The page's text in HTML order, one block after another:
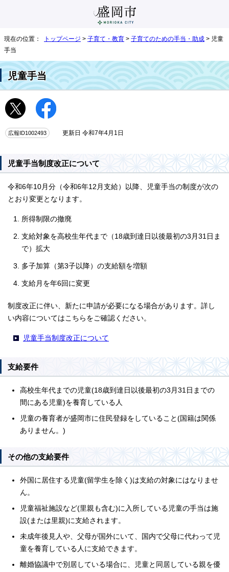
現在の位置： トップページ > 子育て・教育 > 子育てのための手当・助成 > 児童
手当
児童手当
広報ID1002493 更新日 令和7年4月1日
児童手当制度改正について
令和6年10月分（令和6年12月支給）以降、児童手当の制度が次の
とおり変更となります。
所得制限の撤廃
支給対象を高校生年代まで（18歳到達日以後最初の3月31日ま
で）拡大
多子加算（第3子以降）の支給額を増額
支給月を年6回に変更
制度改正に伴い、新たに申請が必要になる場合があります。詳し
い内容についてはこちらをご確認ください。
児童手当制度改正について
支給要件
高校生年代までの児童(18歳到達日以後最初の3月31日までの
間にある児童)を養育している人
児童の養育者が盛岡市に住民登録をしていること(国籍は関係
ありません。)
その他の支給要件
外国に居住する児童(留学生を除く)は支給の対象にはなりませ
ん。
児童福祉施設など(里親も含む)に入所している児童の手当は施
設(または里親)に支給されます。
未成年後見人や、父母が国外にいて、国内で父母に代わって児
童を養育している人に支給できます。
離婚協議中で別居している場合に、児童と同居している親を優